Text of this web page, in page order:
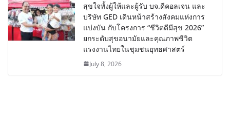
สุขใจทั้งผู้ให้และผู้รับ บจ.ดีคอลเจน และ
บริษัท GED เดินหน้าสร้างสังคมแห่งการ
แบ่งบัน​ กับโครงการ “ชีวิตดีมีสุข 2026”
ยกระดับสุขอนามัยและคุณภาพชีวิต
แรงงานไทยในชุมชนยุทธศาสตร์
July 8, 2026